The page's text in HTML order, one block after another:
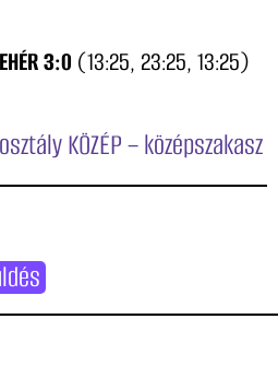
3:0 (13:25, 23:25, 13:25)
KÖZÉP – középszakasz